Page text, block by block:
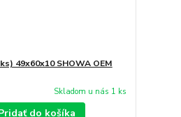
49x60x10 SHOWA OEM
Skladom u nás 1 ks
do košíka